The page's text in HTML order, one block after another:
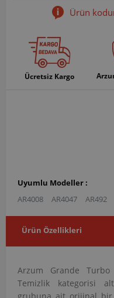
Ürün
Ücretsiz Kargo
Uyumlu Modeller :
AR4008
AR4047 AR492
Ürün Özellikleri
Arzum Grande Turbo
Temizlik kategorisi